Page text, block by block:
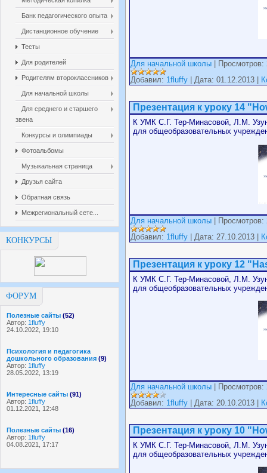
Банк педагогического опыта
Дистанционное обучение
Тесты
Для родителей
Родителям второклассников
Для начальной школы
Для среднего и старшего
звена
Конкурсы и олимпиады
Фотоальбомы
Музыкальная страница
Друзья сайта
Обратная связь
Межрегиональный сете...
КОНКУРСЫ
ФОРУМ
Полезные сайты (52)
Автор: 1fluffy
24.10.2022, 19:10
Психология и педагогика
дошкольного образования (9)
Автор: 1fluffy
28.05.2022, 13:19
Интересные сайты (91)
Автор: 1fluffy
01.12.2021, 12:48
Полезные сайты (16)
Автор: 1fluffy
04.08.2021, 17:17
Для начальной школы |
Добавил: 1fluffy | Дата: 01.12.2013 |
Презентация к уроку 14
К УМК С.Г. Тер-Минасовой, Л.М.
для общеобразовательных
Для начальной школы |
Добавил: 1fluffy | Дата: 27.10.2013 |
Презентация к уроку 12
К УМК С.Г. Тер-Минасовой, Л.М.
для общеобразовательных
Для начальной школы |
Добавил: 1fluffy | Дата: 20.10.2013 |
Презентация к уроку 10
К УМК С.Г. Тер-Минасовой, Л.М.
для общеобразовательных